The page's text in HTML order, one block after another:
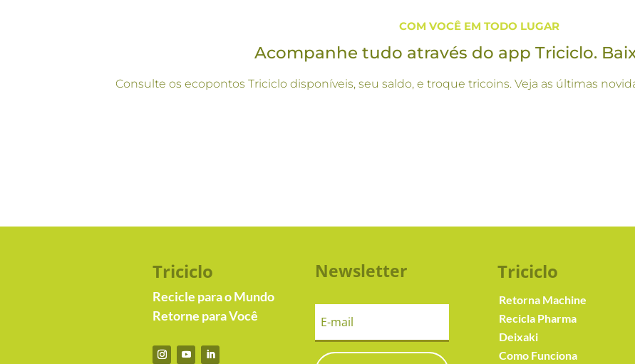
COM VOCÊ EM TODO LUGAR
Acompanhe tudo através do app Triciclo.
Consulte os ecopontos Triciclo disponíveis, seu saldo, e troque tricoins. Veja as últimas
Triciclo
Recicle para o Mundo
Retorne para Você
Newsletter Triciclo
Retorna Machine
Recicla Pharma
Deixaki
Como Funciona